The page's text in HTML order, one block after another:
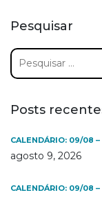
Pesquisar
Pesquisar
por:
Posts
CALENDÁRIO: 09/08
agosto 9, 2026
CALENDÁRIO: 09/08 –